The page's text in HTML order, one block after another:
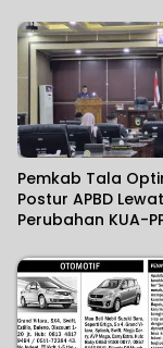
Pemkab Tala
Postur APBD Lewat
Perubahan KUA-